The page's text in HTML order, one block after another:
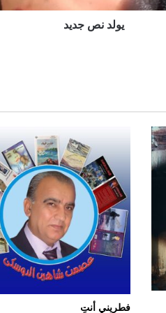
يولد نص جديد
فطريني أنتِ